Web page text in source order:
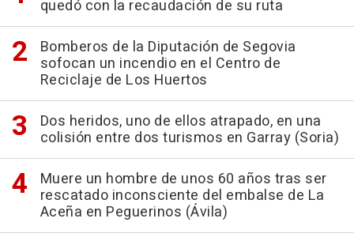
quedó con la recaudación de su ruta
Bomberos de la Diputación de Segovia
sofocan un incendio en el Centro de
Reciclaje de Los Huertos
Dos heridos, uno de ellos atrapado, en una
colisión entre dos turismos en Garray (Soria)
Muere un hombre de unos 60 años tras ser
rescatado inconsciente del embalse de La
Aceña en Peguerinos (Ávila)